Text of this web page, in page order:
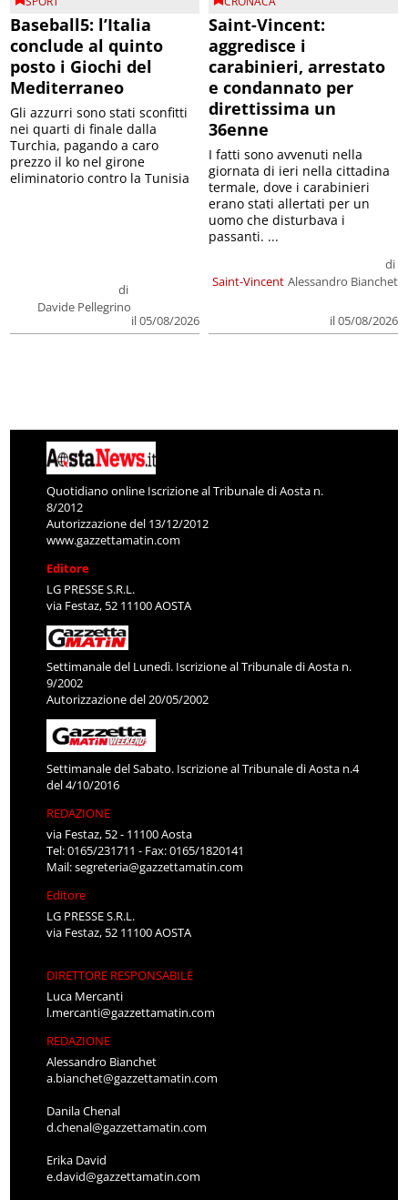
Baseball5: l’Italia
conclude al quinto
posto i Giochi del
Mediterraneo
di
Davide Pellegrino
il 05/08/2026
Gli azzurri sono stati sconfitti
nei quarti di finale dalla
Turchia, pagando a caro
prezzo il ko nel girone
eliminatorio contro la Tunisia
Saint-Vincent:
aggredisce i
carabinieri, arrestato
e condannato per
direttissima un
36enne
Saint-Vincent
di
Alessandro Bianchet
il 05/08/2026
I fatti sono avvenuti nella
giornata di ieri nella cittadina
termale, dove i carabinieri
erano stati allertati per un
uomo che disturbava i
passanti. ...
Quotidiano online Iscrizione al Tribunale di Aosta n.
8/2012
Autorizzazione del 13/12/2012
www.gazzettamatin.com
Editore
LG PRESSE S.R.L.
via Festaz, 52 11100 AOSTA
Settimanale del Lunedì. Iscrizione al Tribunale di Aosta n.
9/2002
Autorizzazione del 20/05/2002
Settimanale del Sabato. Iscrizione al Tribunale di Aosta n.4
del 4/10/2016
REDAZIONE
via Festaz, 52 - 11100 Aosta
Tel: 0165/231711 - Fax: 0165/1820141
Mail:segreteria@gazzettamatin.com
Editore
LG PRESSE S.R.L.
via Festaz, 52 11100 AOSTA
DIRETTORE RESPONSABILE
Luca Mercanti
l.mercanti@gazzettamatin.com
REDAZIONE
Alessandro Bianchet
a.bianchet@gazzettamatin.com
Danila Chenal
d.chenal@gazzettamatin.com
Erika David
e.david@gazzettamatin.com